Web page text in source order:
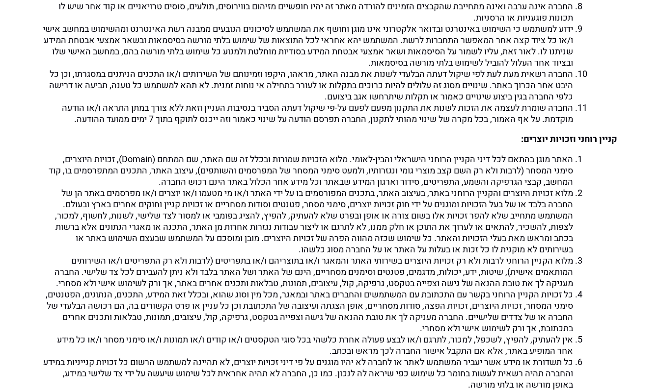
החברה אינה ערבה ואינה מתחייבת שהקבצים הזמינים להורדה מאתר זה יהיו חופשיים מזיהום בווירוסים, תולעים, סוסים טרויאניים או קוד אחר שיש לו
תכונות פוגעניות או הרסניות.
ידוע למשתמש כי השימוש באינטרנט ובדואר אלקטרוני אינו מוגן וחושף את המשתמש לסיכונים הנובעים ממבנה רשת האינטרנט ומהשימוש במחשב אישי
ו/או כל ציוד קצה אחר המאפשר התחברות לרשת. המשתמש יהא אחראי לכל התוצאות של שימוש בלתי מורשה בסיסמאות ובשאר אמצעי אבטחת המידע
שניתנו לו. לאור זאת, עליו לשמור על הסיסמאות ושאר אמצעי אבטחת המידע בסודיות מוחלטת ולמנוע כל שימוש בלתי מורשה בהם, במחשב האישי שלו
ובציוד אחר העלול להוביל לשימוש בלתי מורשה בסיסמאות.
החברה רשאית מעת לעת לפי שיקול דעתה הבלעדי לשנות את מבנה האתר, מראהו, היקפו וזמינותם של השירותים ו/או התכנים הניתנים במסגרתו, וכן כל
היבט אחר הכרוך באתר. שינויים מסוג זה עלולים להיות כרוכים בתקלות או לעורר בתחילה אי נוחות זמנית. לא תהא למשתמש כל טענה, תביעה או דרישה
כלפי החברה בגין ביצוע שינויים כאמור או תקלות שיתרחשו אגב ביצועם.
החברה שומרת לעצמה את הזכות לשנות את התקנון מפעם לפעם על-פי שיקול דעתה הסביר בנסיבות העניין וזאת ללא צורך במתן התראה ו/או הודעה
מוקדמת. על אף האמור, בכל מקרה של שינוי מהותי לתקנון, החברה תפרסם הודעה על שינוי כאמור וזה ייכנס לתוקף בתוך 7 ימים ממועד ההודעה.
קניין רוחני וזכויות יוצרים:
האתר מוגן בהתאם לכל דיני הקניין הרוחני הישראלי והבין-לאומי. מלוא הזכויות שמורות ובכלל זה שם האתר, שם המתחם (Domain), זכויות היוצרים,
סימני המסחר (לרבות ולא רק השם קצב מוצרי גומי ונגזרותיו, ולמעט סימני המסחר של המפרסמים והשותפים), עיצוב האתר, התכנים המתפרסמים בו, קוד
המחשב, קבצי הגרפיקה והשמע, התפריטים, סידור וארגון המידע שבאתר וכל מידע אחר הכלול באתר הינם רכוש החברה.
מלוא זכויות היוצרים והקניין הרוחני באתר, בעיצוב האתר, בתכנים המפורסמים בו על ידי האתר ו/או מי מטעמו ו/או יוצרים ו/או מפרסמים באתר הן של
החברה בלבד או של בעל הזכויות ומוגנים על ידי חוק זכויות יוצרים, סימני מסחר, פטנטים וסודות מסחריים או זכויות קניין וחוקים אחרים בארץ ובעולם.
המשתמש מתחייב שלא להפר זכויות אלו בשום צורה או אופן ובפרט שלא להעתיק, להפיץ, להציג בפומבי או למסור לצד שלישי, לשנות, לחשוף, למכור,
לצפות, להשכיר, להתאים או לערוך את התוכן או חלק ממנו, לא לתרגם או ליצור עבודות נגזרות אחרות מן האתר, התכנה או מאגרי הנתונים אלא ברשות
בכתב ומראש מאת בעלי הזכויות והאתר. כל שימוש שכזה מהווה הפרה של זכויות היוצרים. מובן ומוסכם על המשתמש שבעצם השימוש באתר או
בשירותים לא מוקנית לו כל זכות או בעלות על האתר או על החברה מסוג כלשהו.
מלוא הקניין הרוחני לרבות ולא רק זכויות היוצרים בשירותי האתר והמאגר ו/או בתוצריהם ו/או בתפריטים (לרבות ולא רק התפריטים ו/או השירותים
המותאמים אישית), שיטות, ידע, יכולות, מדגמים, פטנטים וסימנים מסחריים, הינם של האתר ושל האתר בלבד ולא ניתן להעבירם לכל צד שלישי. החברה
מעניקה לך את טובת ההנאה של גישה וצפייה בטקסט, גרפיקה, קול, עיצובים, תמונות, טבלאות ותכנים אחרים באתר, אך ורק לשימוש אישי ולא מסחרי.
כל זכויות הקניין הרוחני בקשר עם התכתובת עם המשתמשים והחברים באתר ובמאגר, מכל מין וסוג שהוא, ובכלל זאת המידע, התכנים, הנתונים, הפטנטים,
סימני המסחר, זכויות היוצרים, זכויות הפצה, סודות מסחריים, אופן הצגתה ועיצובה של התכתובת וכן כל עניין או פרט הקשורים בה, הם רכושה הבלעדי של
החברה או של צדדים שלישיים. החברה מעניקה לך את טובת ההנאה של גישה וצפייה בטקסט, גרפיקה, קול, עיצובים, תמונות, טבלאות ותכנים אחרים
בתכתובת, אך ורק לשימוש אישי ולא מסחרי.
אין להעתיק, להפיץ, לשכפל, למכור, לתרגם ו/או לבצע פעולה אחרת כלשהי בכל סוגי הטקסטים ו/או קודים ו/או תמונות ו/או סימני מסחר ו/או כל מידע
אחר המופיע באתר, אלא אם התקבל אישור החברה לכך מראש ובכתב.
כל תשדורת או מידע אשר יעביר המשתמש לאתר או לחברה לא יהיו מוגנים על פי דיני זכויות יוצרים, לא תהיינה למשתמש הרשום כל זכויות קנייניות במידע
והחברה תהיה רשאית לעשות בחומר כל שימוש כפי שיראה לה לנכון. כמו כן, החברה לא תהיה אחראית לכל שימוש שיעשה על ידי צד שלישי במידע,
באופן מורשה או בלתי מורשה.